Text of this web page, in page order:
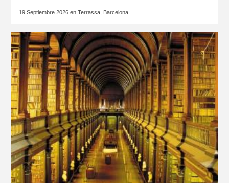
19 Septiembre 2026 en Terrassa, Barcelona